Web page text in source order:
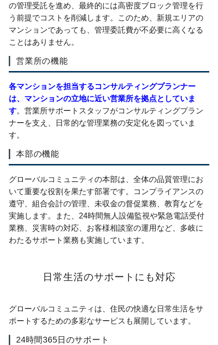
の管理受託を進め、最終的には高密度ブロック管理を行
う前提でコストを削減します。このため、新規エリアの
マンションであっても、管理委託費が不必要に高くなる
ことはありません。
営業所の機能
各マンションを担当するコンサルティングプランナー
は、マンションの立地に近い営業所を拠点としていま
す。営業所サポートスタッフがコンサルティングプラン
ナーを支え、日常的な管理業務の安定化を図っていま
す。
本部の機能
グローバルコミュニティの本部は、全体の品質管理にお
いて重要な役割を果たす部署です。コンプライアンスの
遵守、組合会計の管理、未収金の督促業務、教育などを
実施します。また、24時間無人設備監視や緊急電話受付
業務、災害時の対応、お客様相談室の運用など、多岐に
わたるサポート業務も実施しています。
日常生活のサポートにも対応
グローバルコミュニティは、住民の快適な日常生活をサ
ポートするための多彩なサービスも展開しています。
24時間365日のサポート